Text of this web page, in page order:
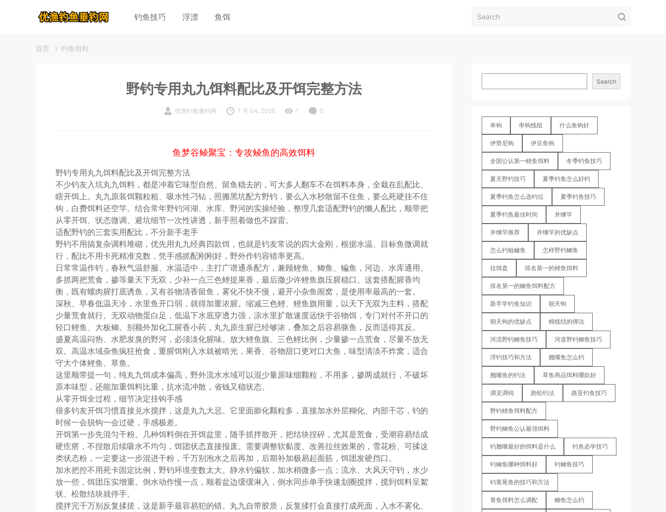
钓鱼技巧 浮漂 鱼饵
首页 钓鱼饵料
野钓专用丸九饵料配比及开饵完整方法
优渔钓鱼垂钓网 7 月 04, 2026 1 0
鱼梦谷鲮聚宝：专攻鲮鱼的高效饵料
野钓专用丸九饵料配比及开饵完整方法
不少钓友入坑丸九饵料，都是冲着它味型自然、留鱼稳去的，可大多人翻车不在饵料本身，全栽在乱配比、
瞎开饵上。丸九原装饵颗粒粗、吸水性刁钻，照搬黑坑配方野钓，要么入水秒散留不住鱼，要么死硬挂不住
钩，白费饵料还空竿。结合常年野钓河湖、水库、野河的实操经验，整理几套适配野钓的懒人配比，顺带把
从零开饵、状态微调、避坑细节一次性讲透，新手照着做也不踩雷。
适配野钓的三套实用配比，不分新手老手
野钓不用搞复杂调料堆砌，优先用丸九经典四款饵，也就是钓友常说的四大金刚，根据水温、目标鱼微调就
行，配比不用卡死精准克数，凭手感抓配刚刚好，野外作钓容错率更高。
日常常温作钓，春秋气温舒服、水温适中，主打广谱通杀配方，兼顾鲤鱼、鲫鱼、鳊鱼，河边、水库通用。
多抓两把荒食，掺等量天下无双，少补一点三色鲤提果香，最后撒少许鲤鱼旗压腥稳口。这套搭配腥香均
衡，既有螺肉腥打底诱鱼，又有谷物清香留鱼，雾化不快不慢，避开小杂鱼闹窝，是使用率最高的一套。
深秋、早春低温天冷，水里鱼开口弱，就得加重浓腥。缩减三色鲤、鲤鱼旗用量，以天下无双为主料，搭配
少量荒食就行。无双动物蛋白足，低温下水底穿透力强，凉水里扩散速度远快于谷物饵，专门对付不开口的
轻口鲤鱼、大板鲫。别额外加化工腥香小药，丸九原生腥已经够浓，叠加之后容易驱鱼，反而适得其反。
盛夏高温闷热、水肥发臭的野河，必须淡化腥味。放大鲤鱼旗、三色鲤比例，少量掺一点荒食，尽量不放无
双。高温水域杂鱼疯狂抢食，重腥饵刚入水就被啃光，果香、谷物甜口更对口大鱼，味型清淡不炸窝，适合
守大个体鲤鱼、草鱼。
这里顺带提一句，纯丸九饵成本偏高，野外流水水域可以混少量原味细颗粒，不用多，掺两成就行，不破坏
原本味型，还能加重饵料比重，抗水流冲散，省钱又稳状态。
从零开饵全过程，细节决定挂钩手感
很多钓友开饵习惯直接兑水搅拌，这是丸九大忌。它里面膨化颗粒多，直接加水外层糊化、内部干芯，钓的
时候一会脱钩一会过硬，手感极差。
开饵第一步先混匀干粉。几种饵料倒在开饵盆里，随手抓拌散开，把结块捏碎，尤其是荒食，受潮容易结成
硬疙瘩，不捏散后续吸水不均匀，饵团状态直接报废。需要调整软黏度、改善拉丝效果的，雪花粉、可揉这
类状态粉，一定要这一步混进干粉，千万别泡水之后再加，后期补加极易起面筋，饵团发硬挡口。
加水把控不用死卡固定比例，野钓环境变数太大。静水钓偏软，加水稍微多一点；流水、大风天守钓，水少
放一些，饵团压实增重。倒水动作慢一点，顺着盆边缓缓淋入，倒水同步单手快速划圈搅拌，搅到饵料呈絮
状、松散结块就停手。
搅拌完千万别反复揉搓，这是新手最容易犯的错。丸九自带胶质，反复揉打会直接打成死面，入水不雾化、
Search
串钩 串钩线组 什么鱼钩好
伊势尼钩 伊豆鱼钩
全国公认第一鲤鱼饵料 冬季钓鱼技巧
夏天野钓技巧 夏季钓鱼怎么好钓
夏季钓鱼怎么选钓位 夏季钓鱼技巧
夏季钓鱼最佳时间 并继竿
并继竿推荐 并继竿的优缺点
怎么钓鲢鳙鱼 怎样野钓鲫鱼
拉饵盘 排名第一的鲤鱼饵料
排名第一的鲫鱼饵料配方
新手学钓鱼知识 朝天钩
朝天钩的优缺点 棉线结的绑法
河流野钓鲫鱼技巧 河道野钓鲫鱼技巧
浮钓技巧和方法 翘嘴鱼怎么钓
翘嘴鱼的钓法 草鱼商品饵料哪款好
调灵调钝 跑铅钓法 路亚钓鱼技巧
野钓鲤鱼饵料配方
野钓鲫鱼公认最强饵料
钓翘嘴最好的饵料是什么 钓鱼必学技巧
钓鲫鱼哪种饵料好 钓鲫鱼技巧
钓黄尾鱼的技巧和方法
青鱼饵料怎么调配 鲫鱼怎么钓